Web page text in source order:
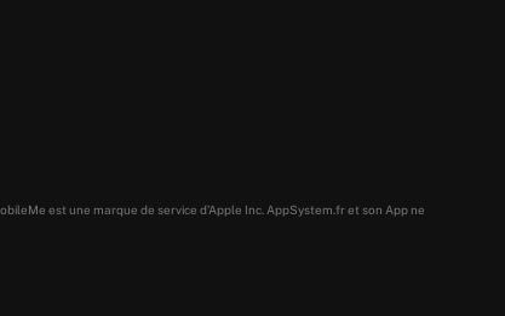
est une marque de service d’Apple Inc. AppSystem.fr et son App ne